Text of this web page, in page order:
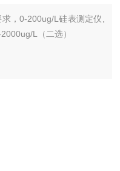
，0-200ug/L硅表测定仪,
L（二选）